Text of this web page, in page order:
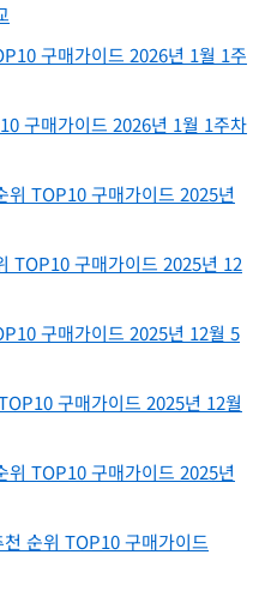
구매가이드 2026년 1월 1주
구매가이드 2026년 1월 1주차
TOP10 구매가이드 2025년
TOP10 구매가이드 2025년 12
구매가이드 2025년 12월 5
구매가이드 2025년 12월
TOP10 구매가이드 2025년
순위 TOP10 구매가이드